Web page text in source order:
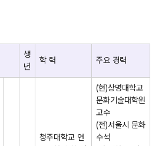
생
년
학 력 주요 경력
청주대학교 연
(현)상명대학교
문화기술대학원
교수
(전)서울시 문화
수석